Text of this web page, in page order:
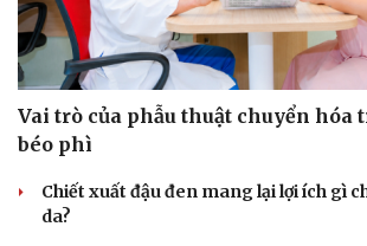
Vai trò của phẫu thuật chuyển hóa
béo phì
Chiết xuất đậu đen mang lại lợi ích gì
da?